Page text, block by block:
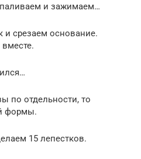
и зажимаем…
и срезаем основание.
по отдельности, то
формы.
15 лепестков.